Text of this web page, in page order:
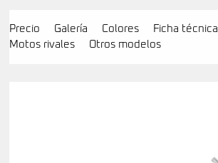
Precio Galería Colores
Ficha técnica
Motos rivales
Otros modelos